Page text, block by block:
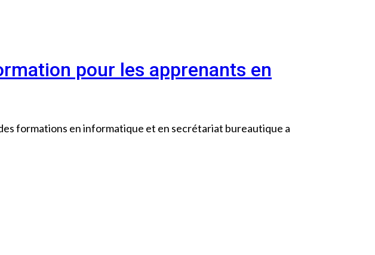
pour les apprenants en
formations en informatique et en secrétariat bureautique a